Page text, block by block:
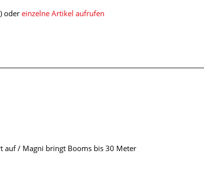
oder einzelne Artikel aufrufen
auf / Magni bringt Booms bis 30 Meter